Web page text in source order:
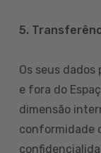
5.
Os seus
e fora do
dimensão
conformidade